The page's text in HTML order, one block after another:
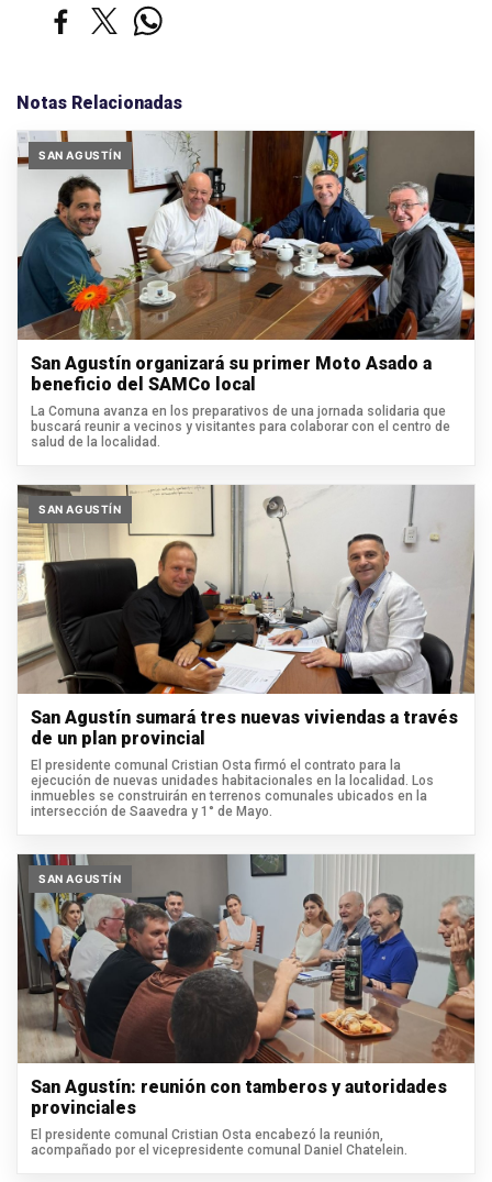
Notas Relacionadas
SAN AGUSTÍN
San Agustín organizará su primer Moto Asado a
beneficio del SAMCo local
La Comuna avanza en los preparativos de una jornada solidaria que
buscará reunir a vecinos y visitantes para colaborar con el centro de
salud de la localidad.
SAN AGUSTÍN
San Agustín sumará tres nuevas viviendas a través
de un plan provincial
El presidente comunal Cristian Osta firmó el contrato para la
ejecución de nuevas unidades habitacionales en la localidad. Los
inmuebles se construirán en terrenos comunales ubicados en la
intersección de Saavedra y 1° de Mayo.
SAN AGUSTÍN
San Agustín: reunión con tamberos y autoridades
provinciales
El presidente comunal Cristian Osta encabezó la reunión,
acompañado por el vicepresidente comunal Daniel Chatelein.